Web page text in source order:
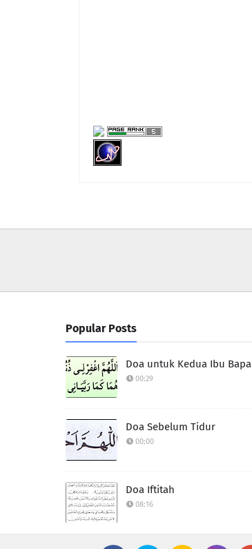
Popular Posts
Doa untuk Kedua Ibu Bapa
00:29
Doa Sebelum Tidur
00:00
Doa Iftitah
08:16